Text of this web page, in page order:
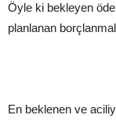
Öyle ki bekleyen
planlanan
En beklenen ve